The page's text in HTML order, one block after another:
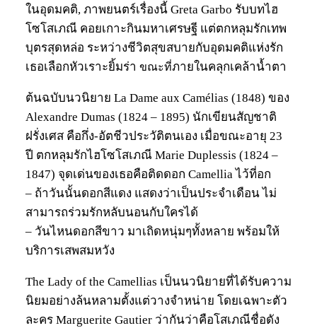
ในอุดมคติ, ภาพยนตร์เรื่องนี้ Greta Garbo รับบทไฮ
โซโสเภณี คอยเกาะกินมหาเศรษฐี แต่ตกหลุมรักเทพ
บุตรสุดหล่อ ระหว่างชีวิตสุขสบายกับอุดมคติแห่งรัก
เธอเลือกหัวเราะยิ้มร่า ขณะที่ภายในคลุกเคล้าน้ำตา
ต้นฉบับนวนิยาย La Dame aux Camélias (1848) ของ
Alexandre Dumas (1824 – 1895) นักเขียนสัญชาติ
ฝรั่งเศส คือกึ่ง-อัตชีวประวัติตนเอง เมื่อขณะอายุ 23
ปี ตกหลุมรักไฮโซโสเภณี Marie Duplessis (1824 –
1847) จุดเด่นของเธอคือติดดอก Camellia ไว้ที่อก
– ถ้าวันนั้นดอกสีแดง แสดงว่าเป็นประจำเดือน ไม่
สามารถร่วมรักหลับนอนกับใครได้
– วันไหนดอกสีขาว มาเถิดหนุ่มๆทั้งหลาย พร้อมให้
บริการเสพสมหวัง
The Lady of the Camellias เป็นนวนิยายที่ได้รับความ
นิยมอย่างล้นหลามตั้งแต่วางจำหน่าย โดยเฉพาะตัว
ละคร Marguerite Gautier ว่ากันว่าคือโสเภณีชื่อดัง